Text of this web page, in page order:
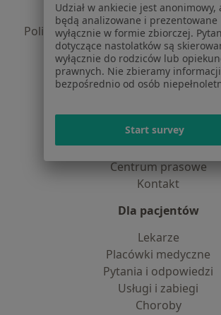
Polityka prywatności
Polityka prywatności dla
dane pozyskaliśmy
Polityka cookies
Jak działają wyniki
O nas
Praca Rekrutujemy!
Partnerzy
Centrum prasowe
Kontakt
Dla pacjentów
Lekarze
Placówki medyczne
Pytania i odpowiedzi
Usługi i zabiegi
Choroby
Udział w ankiecie jest anonimowy,
będą analizowane i prezentowane
wyłącznie w formie zbiorczej.
dotyczące nastolatków są
wyłącznie do rodziców lub
prawnych. Nie zbieramy informacji
bezpośrednio od osób
Start survey